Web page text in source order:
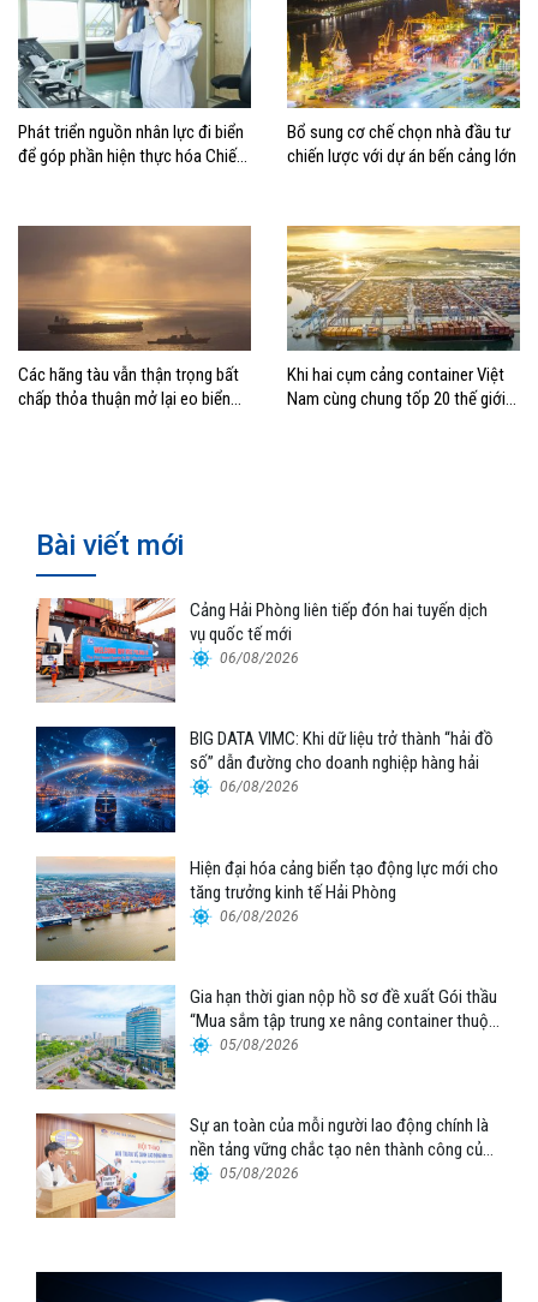
Phát triển nguồn nhân lực đi biển
để góp phần hiện thực hóa Chiến
Bổ sung cơ chế chọn nhà đầu tư
chiến lược với dự án bến cảng lớn
Các hãng tàu vẫn thận trọng bất
chấp thỏa thuận mở lại eo biển
Khi hai cụm cảng container Việt
Nam cùng chung tốp 20 thế giới
Bài viết mới
Cảng Hải Phòng liên tiếp đón hai tuyến dịch
vụ quốc tế mới
06/08/2026
BIG DATA VIMC: Khi dữ liệu trở thành “hải đồ
số” dẫn đường cho doanh nghiệp hàng hải
06/08/2026
Hiện đại hóa cảng biển tạo động lực mới cho
tăng trưởng kinh tế Hải Phòng
06/08/2026
Gia hạn thời gian nộp hồ sơ đề xuất Gói thầu
“Mua sắm tập trung xe nâng container thuộc
Tổng công ty Hàng hải Việt Nam – CTCP”
05/08/2026
Sự an toàn của mỗi người lao động chính là
nền tảng vững chắc tạo nên thành công của
Cảng Đà Nẵng
05/08/2026